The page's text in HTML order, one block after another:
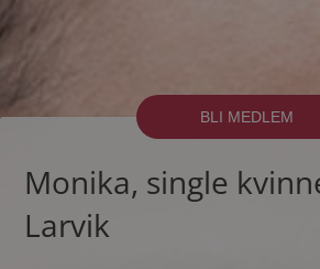
BLI MEDLEM
Monika, single
Larvik